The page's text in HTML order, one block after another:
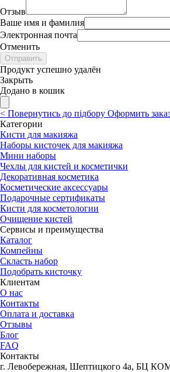
Отзыв
Ваше имя и фамилия
Электронная почта
Отменить
Отправить
Продукт успешно удалён
Закрыть
Додано в кошик
< Повернутись до підбору Оформить
Категории
Кисти для макияжа
Наборы кисточек для макияжа
Мини наборы
Чехлы для кистей и косметички
Декоративная косметика
Косметические аксессуары
Подарочные сертификаты
Кисти для косметологии
Очищение кистей
Сервисы и преимущества
Каталог
Компейны
Скласть набор
Подобрать кисточку
Клиентам
О нас
Контакты
Оплата и доставка
Отзывы
Блог
FAQ
Контакты
г. Левобережная, Шептицкого 4а, БЦ